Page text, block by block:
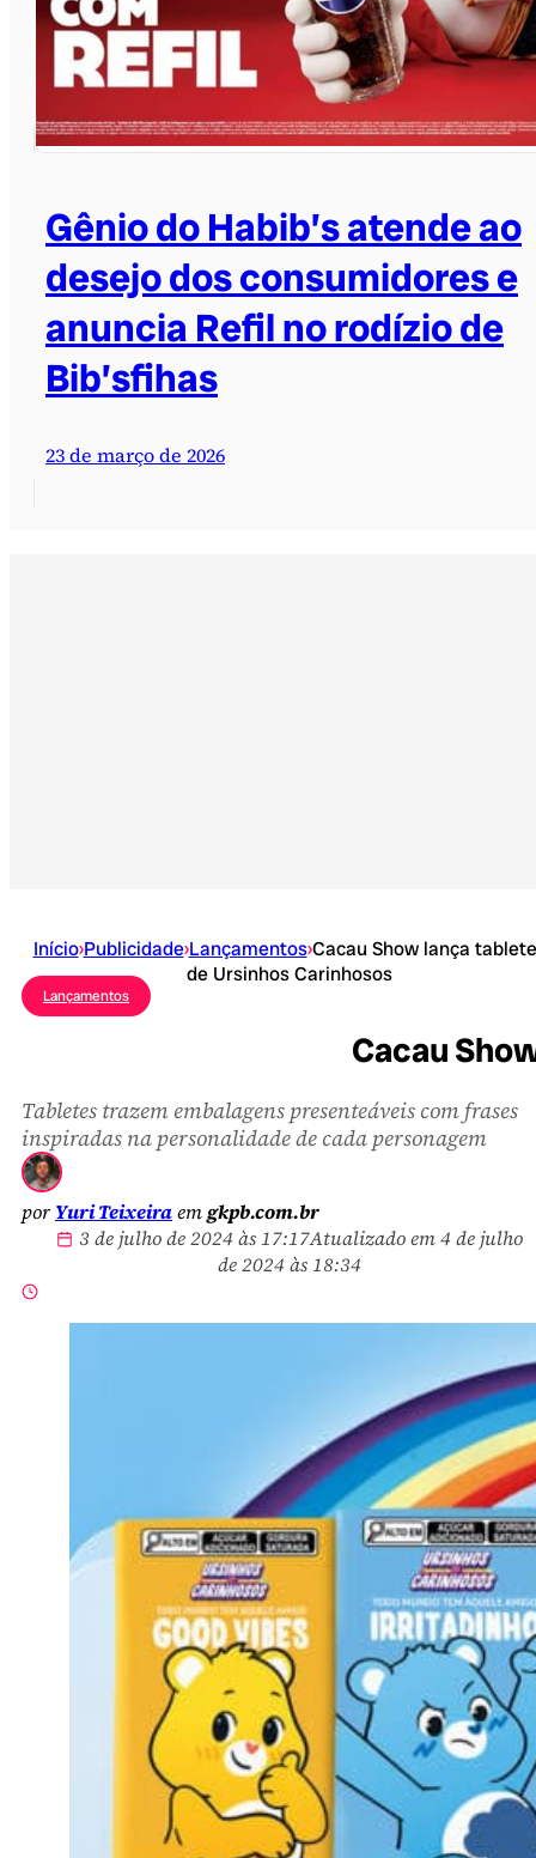
Gênio do Habib’s atende ao
desejo dos consumidores e
anuncia Refil no rodízio de
Bib’sfihas
23 de março de 2026
Início›Publicidade›Lançamentos›Cacau Show lança
de Ursinhos Carinhosos
Lançamentos
Cacau
Tabletes trazem embalagens presenteáveis com frases
inspiradas na personalidade de cada personagem
por Yuri Teixeiraemgkpb.com.br
3 de julho de 2024 às 17:17Atualizado em 4 de julho
de 2024 às 18:34